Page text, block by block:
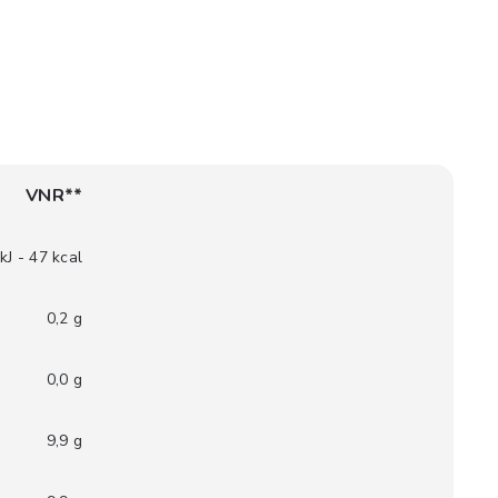
VNR**
- 47 kcal
0,2 g
0,0 g
9,9 g